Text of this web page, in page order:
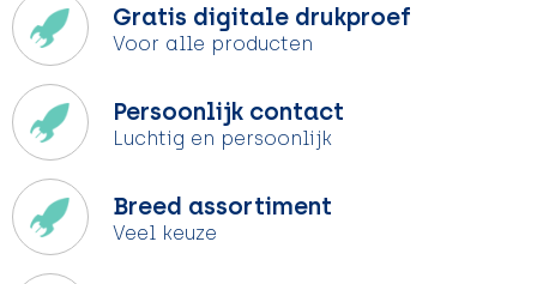
Gratis digitale drukproef
Voor alle producten
Persoonlijk contact
Luchtig en persoonlijk
Breed assortiment
Veel keuze